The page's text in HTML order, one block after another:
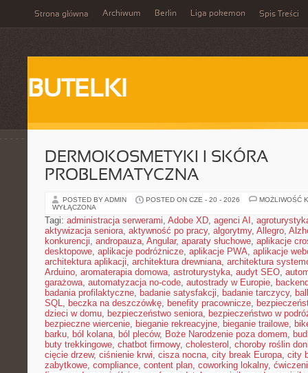
Strona główna Archiwum Berlin Liga pokemon Spis Treści
BUTELKI
DERMOKOSMETYKI I SKÓRA
PROBLEMATYCZNA
POSTED BY ADMIN POSTED ON CZE - 20 - 2026
MOŻLIWOŚĆ
WYŁĄCZONA
Tagi: administracja serwerami, Adobe XD, agenci AI ,
aktywizacja seniora, aktywność po pracy, algorytmy, Allegro,
konkurencji, andropauza, Angular, aparaty słuchowe, aplikacje
desktopowe, aplikacje podróżnicze, aplikacje PWA, aplikacje
architektura aplikacji, architektura drewniana, architektura
Arduino, aromaterapia domowa, astroturystyka, audyt SEO,
garażowa, automatyzacja no-code, autostrady w Europie,
badania profilaktyczne, badanie satysfakcji, badanie tarczycy,
SQL, beczka na deszczówkę, benefity pracownicze,
dzieci w domu, bezpieczeństwo seniora, bezpieczeństwo w
bezpieczne wiercenie, bieganie rekreacyjne, bieganie trailowe,
barku, ból kolana, ból pleców, Boże Narodzenie poza domem,
buty trekkingowe, chatbot firmowy, cholesterol , choroby roślin
cięcie drzew, ciśnienie krwi, cisza nocna, city break Europa, city
zabytkowe, compliance, content plan, coworking lokalny,